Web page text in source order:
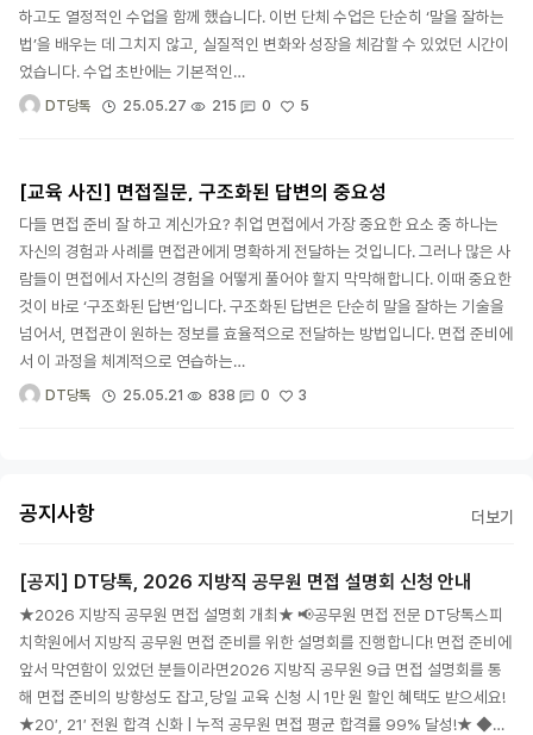
하고도 열정적인 수업을 함께 했습니다. 이번 단체 수업은 단순히 ‘말을 잘하는
법’을 배우는 데 그치지 않고, 실질적인 변화와 성장을 체감할 수 있었던 시간이
었습니다. 수업 초반에는 기본적인…
DT당톡 25.05.27 215 0 5
[교육 사진] 면접질문, 구조화된 답변의 중요성
다들 면접 준비 잘 하고 계신가요? 취업 면접에서 가장 중요한 요소 중 하나는
자신의 경험과 사례를 면접관에게 명확하게 전달하는 것입니다. 그러나 많은 사
람들이 면접에서 자신의 경험을 어떻게 풀어야 할지 막막해합니다. 이때 중요한
것이 바로 ‘구조화된 답변’입니다. 구조화된 답변은 단순히 말을 잘하는 기술을
넘어서, 면접관이 원하는 정보를 효율적으로 전달하는 방법입니다. 면접 준비에
서 이 과정을 체계적으로 연습하는…
DT당톡 25.05.21 838 0 3
공지사항 더보기
[공지] DT당톡, 2026 지방직 공무원 면접 설명회 신청 안내
★2026 지방직 공무원 면접 설명회 개최★ 📢공무원 면접 전문 DT당톡스피
치학원에서 지방직 공무원 면접 준비를 위한 설명회를 진행합니다! 면접 준비에
앞서 막연함이 있었던 분들이라면2026 지방직 공무원 9급 면접 설명회를 통
해 면접 준비의 방향성도 잡고,당일 교육 신청 시 1만 원 할인 혜택도 받으세요!
★20′, 21′ 전원 합격 신화 | 누적 공무원 면접 평균 합격률 99% 달성!★ ◆…